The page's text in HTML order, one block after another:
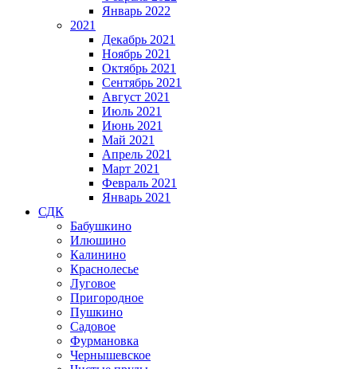
Январь 2022
2021
Декабрь 2021
Ноябрь 2021
Октябрь 2021
Сентябрь 2021
Август 2021
Июль 2021
Июнь 2021
Май 2021
Апрель 2021
Март 2021
Февраль 2021
Январь 2021
СДК
Бабушкино
Илюшино
Калинино
Краснолесье
Луговое
Пригородное
Пушкино
Садовое
Фурмановка
Чернышевское